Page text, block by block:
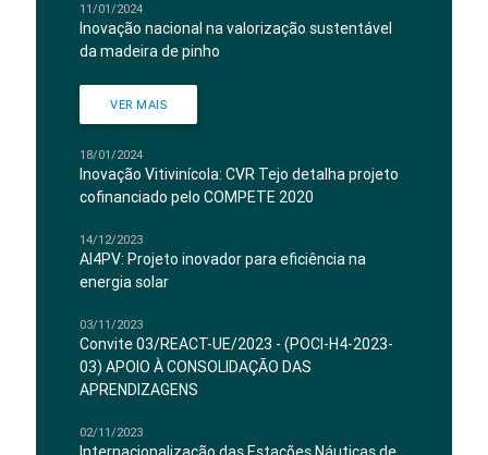
11/01/2024
Inovação nacional na valorização sustentável
da madeira de pinho
VER MAIS
18/01/2024
Inovação Vitivinícola: CVR Tejo detalha projeto
cofinanciado pelo COMPETE 2020
14/12/2023
AI4PV: Projeto inovador para eficiência na
energia solar
03/11/2023
Convite 03/REACT-UE/2023 - (POCI-H4-2023-
03) APOIO À CONSOLIDAÇÃO DAS
APRENDIZAGENS
02/11/2023